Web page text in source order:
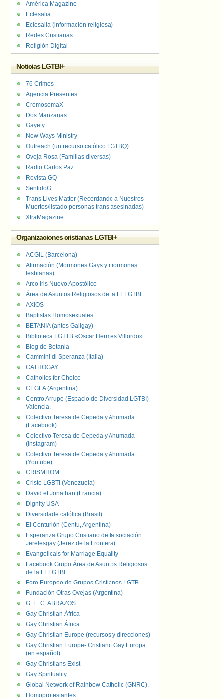
América Magazine
Eclesalia
Eclesalia (información religiosa)
Redes Cristianas
Religión Digital
Noticias LGTBI+
76 Crimes
Agencia Presentes
CromosomaX
Dos Manzanas
Gayety
New Ways Ministry
Outreach (un recurso católico LGTBQ)
Oveja Rosa (Familias diversas)
Radio Carlos Paz
Revista GQ
SentidoG
Trans Lives Matter (Recordando a Nuestros
Muertos/listado personas trans asesinadas)
XtraMagazine
Organizaciones cristianas LGTBI+
ACGIL (Barcelona)
Afirmación (Mormones Gays y mormonas
lesbianas)
Arco Iris Nuevo Apostólico
Área de Asuntos Religiosos de la FELGTBI+
AXIOS
Baptistas Homosexuales
BETANIA (antes Galigay)
Biblioteca LGTTB «Oscar Hermes Villordo»
Blog de Betania
Cammini di Speranza (Italia)
CATHOGAY
Catholics for Choice
CEGLA (Argentina)
Centro Arrupe (Espacio de Diversidad LGTBI)
Valencia.
Colectivo Teresa de Cepeda y Ahumada
(Facebook)
Colectivo Teresa de Cepeda y Ahumada
(Instagram)
Colectivo Teresa de Cepeda y Ahumada
(Youtube)
CRISMHOM
Cristo LGBTI (Venezuela)
David et Jonathan (Francia)
Dignity USA
Diversidade católica (Brasil)
El Centurión (Centu, Argentina)
Esperanza Grupo Cristiano de la sociación
Jerelesgay (Jerez de la Frontera)
Evangelicals for Marriage Equality
Facebook Grupo Área de Asuntos Religiosos
de la FELGTBI+
Foro Europeo de Grupos Cristianos LGTB
Fundación Otras Ovejas (Argentina)
G. E. C. ABRAZOS
Gay Christian África
Gay Christian África
Gay Christian Europe (recursos y direcciones)
Gay Christian Europe- Cristiano Gay Europa
(en español)
Gay Christians Exist
Gay Spirituality
Global Network of Rainbow Catholic (GNRC),
Homoprotestantes